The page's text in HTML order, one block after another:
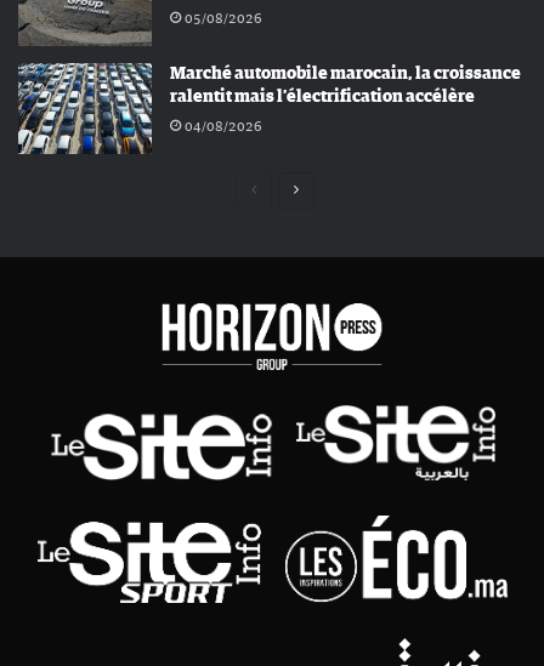
05/08/2026
Marché automobile marocain, la croissance
ralentit mais l’électrification accélère
04/08/2026
Page
Page